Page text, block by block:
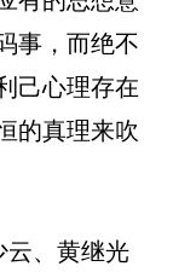
事，而绝不
己心理存在
的真理来吹
云、黄继光